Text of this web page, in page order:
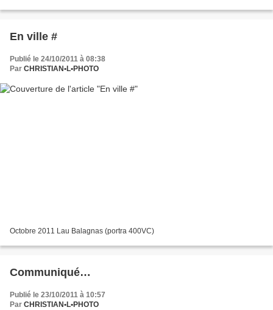
En ville #
Publié le 24/10/2011 à 08:38
Par CHRISTIAN•L•PHOTO
Octobre 2011 Lau Balagnas (portra 400VC)
Communiqué…
Publié le 23/10/2011 à 10:57
Par CHRISTIAN•L•PHOTO